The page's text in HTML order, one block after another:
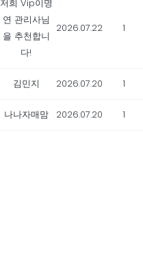
저희 Vip이명
연 관리사님
을 추천합니
다!
2026.07.22 1
김민지 2026.07.20 1
나나자매맘 2026.07.20 1